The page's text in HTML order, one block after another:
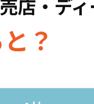
店・デ
？